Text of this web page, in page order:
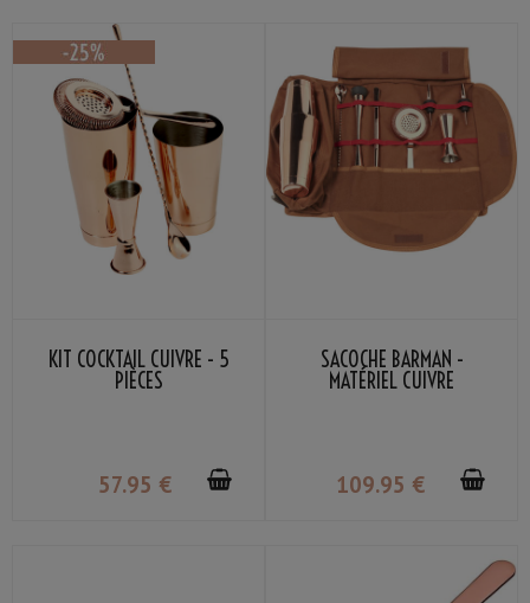
KIT COCKTAIL CUIVRE - 5
PIÈCES
57.95 €
SACOCHE BARMAN -
MATÉRIEL CUIVRE
109.95 €